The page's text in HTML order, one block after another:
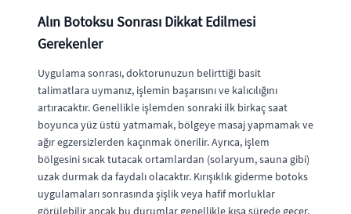
Alın Botoksu Sonrası Dikkat Edilmesi
Gerekenler
Uygulama sonrası, doktorunuzun belirttiği basit
talimatlara uymanız, işlemin başarısını ve kalıcılığını
artıracaktır. Genellikle işlemden sonraki ilk birkaç saat
boyunca yüz üstü yatmamak, bölgeye masaj yapmamak ve
ağır egzersizlerden kaçınmak önerilir. Ayrıca, işlem
bölgesini sıcak tutacak ortamlardan (solaryum, sauna gibi)
uzak durmak da faydalı olacaktır. Kırışıklık giderme botoks
uygulamaları sonrasında şişlik veya hafif morluklar
görülebilir ancak bu durumlar genellikle kısa sürede geçer.